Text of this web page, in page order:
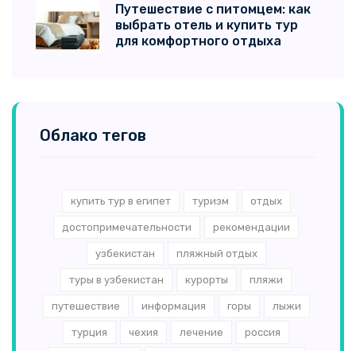
Путешествие с питомцем: как
выбрать отель и купить тур
для комфортного отдыха
Облако тегов
купить тур в египет туризм отдых
достопримечательности рекомендации
узбекистан пляжный отдых
туры в узбекистан курорты пляжи
путешествие информация горы лыжи
турция чехия лечение россия